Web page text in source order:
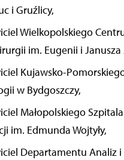
i Gruźlicy,
Wielkopolskiego
im. Eugenii i
Kujawsko-
w Bydgoszczy,
Małopolskiego
im. Edmunda Wojtyły,
Departamentu Analiz